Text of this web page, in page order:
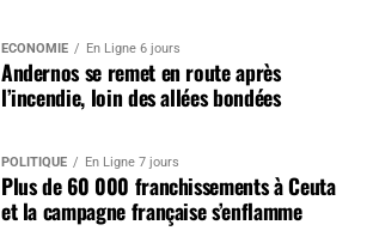
ÉCONOMIE En Ligne 6 jours
Andernos se remet en route après
l’incendie, loin des allées bondées
POLITIQUE En Ligne 7 jours
Plus de 60 000 franchissements à Ceuta
et la campagne française s’enflamme